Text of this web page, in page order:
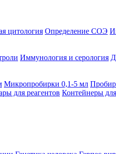
цитология Определение СОЭ
Иммунология и серология
Микропробирки 0,1-5 мл
для реагентов Контейнеры